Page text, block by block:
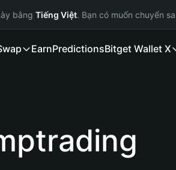
bằng Tiếng Việt. Bạn có muốn chuyển
EarnPredictionsBitget Wallet X